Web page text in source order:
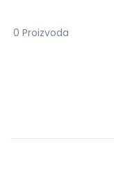
0 Proizvoda